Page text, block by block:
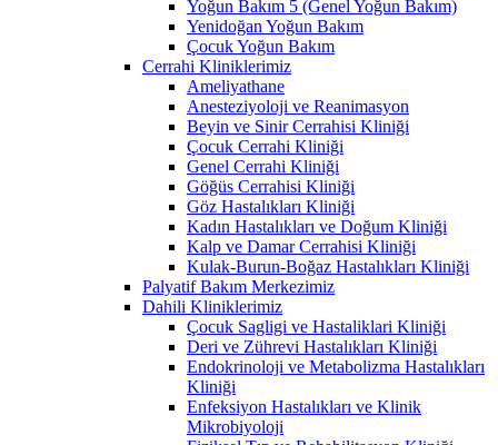
Yoğun Bakım 5 (Genel Yoğun Bakım)
Yenidoğan Yoğun Bakım
Çocuk Yoğun Bakım
Cerrahi Kliniklerimiz
Ameliyathane
Anesteziyoloji ve Reanimasyon
Beyin ve Sinir Cerrahisi Kliniği
Çocuk Cerrahi Kliniği
Genel Cerrahi Kliniği
Göğüs Cerrahisi Kliniği
Göz Hastalıkları Kliniği
Kadın Hastalıkları ve Doğum Kliniği
Kalp ve Damar Cerrahisi Kliniği
Kulak-Burun-Boğaz Hastalıkları Kliniği
Palyatif Bakım Merkezimiz
Dahili Kliniklerimiz
Çocuk Sagligi ve Hastaliklari Kliniği
Deri ve Zührevi Hastalıkları Kliniği
Endokrinoloji ve Metabolizma Hastalıkları
Kliniği
Enfeksiyon Hastalıkları ve Klinik
Mikrobiyoloji